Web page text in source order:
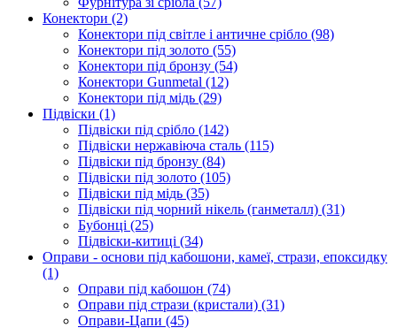
Конектори (2)
Конектори під світле і античне срібло (98)
Конектори під золото (55)
Конектори під бронзу (54)
Конектори Gunmetal (12)
Конектори під мідь (29)
Підвіски (1)
Підвіски під срібло (142)
Підвіски нержавіюча сталь (115)
Підвіски під бронзу (84)
Підвіски під золото (105)
Підвіски під мідь (35)
Підвіски під чорний нікель (ганметалл) (31)
Бубонці (25)
Підвіски-китиці (34)
Оправи - основи під кабошони, камеї, стрази, епоксидку
(1)
Оправи під кабошон (74)
Оправи під стрази (кристали) (31)
Оправи-Цапи (45)